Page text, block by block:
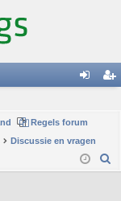
in
Regels forum
Discussie en vragen